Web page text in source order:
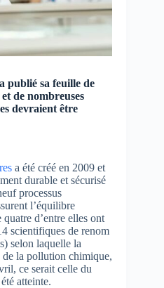
publié sa feuille de
de nombreuses
devraient être
a été créé en 2009 et
durable et sécurisé
processus
l’équilibre
d’entre elles ont
scientifiques de renom
selon laquelle la
la pollution chimique,
ce serait celle du
atteinte.